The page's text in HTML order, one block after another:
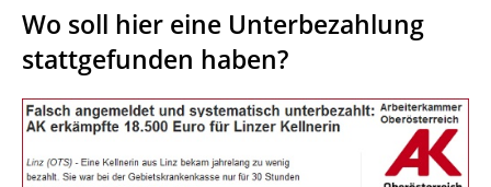
Wo soll hier eine Unterbezahlung
stattgefunden haben?